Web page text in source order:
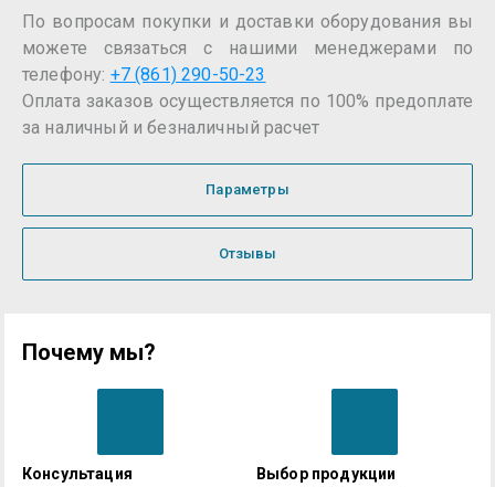
По вопросам покупки и доставки оборудования вы
можете связаться с нашими менеджерами по
телефону: +7 (861) 290-50-23
Оплата заказов осуществляется по 100% предоплате
за наличный и безналичный расчет
Параметры
Отзывы
Почему мы?
Консультация
Выбор продукции